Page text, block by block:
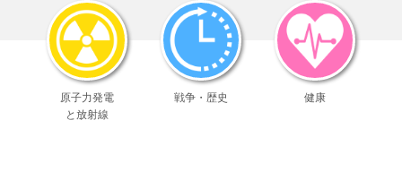
下の部分のカタカナ｢セト｣｢トカ｣は右から読んで
｢街道部隊｣｢東部72部隊｣｢東京｣｢世田谷｣上海派遣軍直轄上海
派遣軍直轄上海派遣軍直轄上海派遣軍直轄上海派遣軍直轄上
海派遣軍直轄上海派遣軍直轄上海派遣軍直轄上海派遣軍直轄
上海派遣軍直轄上海派遣軍直轄上海派遣軍直轄上海派遣軍直
轄上海派遣軍直轄上海派遣軍直轄上海派遣軍直轄上海派遣軍
原子力発電
と放射線
戦争・歴史 健康